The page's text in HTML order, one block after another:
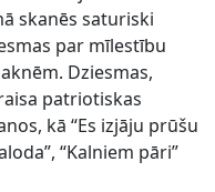
skanēs saturiski
par mīlestību
Dziesmas,
patriotiskas
kā “Es izjāju prūšu
“Kalniem pāri”